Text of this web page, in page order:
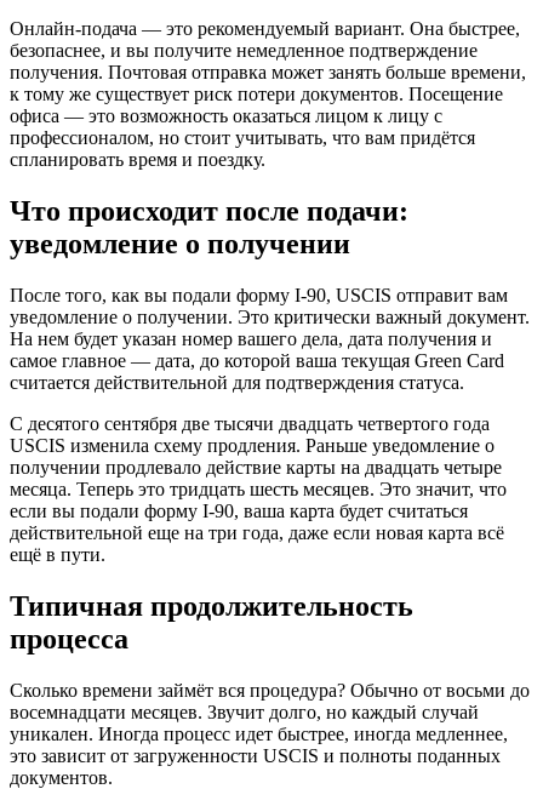
Онлайн-подача — это рекомендуемый вариант. Она быстрее,
безопаснее, и вы получите немедленное подтверждение
получения. Почтовая отправка может занять больше времени,
к тому же существует риск потери документов. Посещение
офиса — это возможность оказаться лицом к лицу с
профессионалом, но стоит учитывать, что вам придётся
спланировать время и поездку.
Что происходит после подачи:
уведомление о получении
После того, как вы подали форму I-90, USCIS отправит вам
уведомление о получении. Это критически важный документ.
На нем будет указан номер вашего дела, дата получения и
самое главное — дата, до которой ваша текущая Green Card
считается действительной для подтверждения статуса.
С десятого сентября две тысячи двадцать четвертого года
USCIS изменила схему продления. Раньше уведомление о
получении продлевало действие карты на двадцать четыре
месяца. Теперь это тридцать шесть месяцев. Это значит, что
если вы подали форму I-90, ваша карта будет считаться
действительной еще на три года, даже если новая карта всё
ещё в пути.
Типичная продолжительность
процесса
Сколько времени займёт вся процедура? Обычно от восьми до
восемнадцати месяцев. Звучит долго, но каждый случай
уникален. Иногда процесс идет быстрее, иногда медленнее,
это зависит от загруженности USCIS и полноты поданных
документов.